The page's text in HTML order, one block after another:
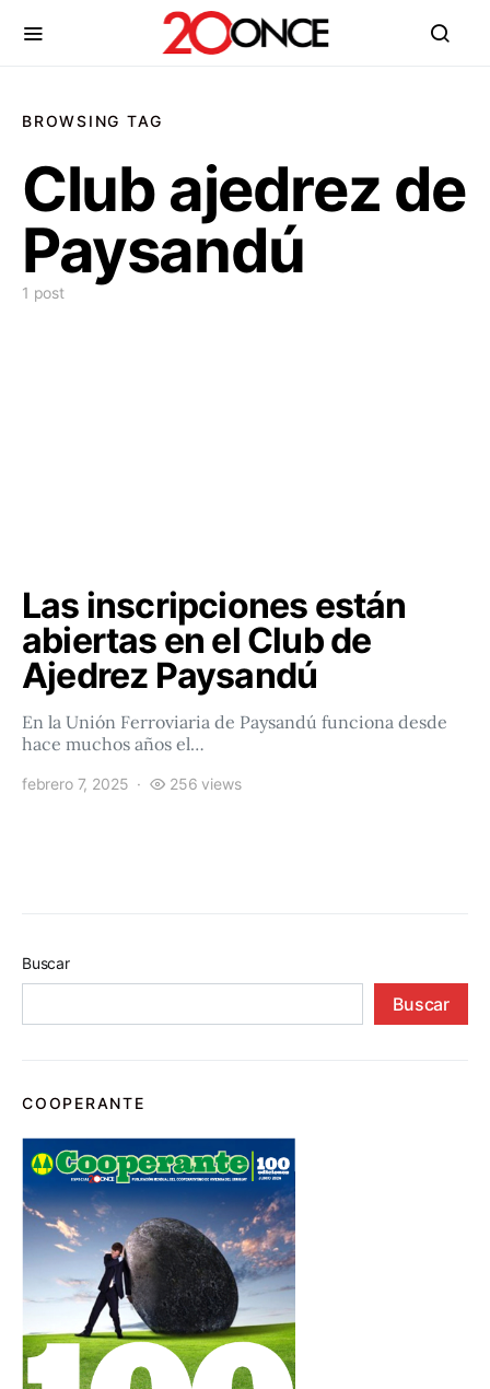
BROWSING TAG
Club ajedrez de
Paysandú
1 post
Las inscripciones están
abiertas en el Club de
Ajedrez Paysandú
En la Unión Ferroviaria de Paysandú funciona desde
hace muchos años el…
febrero 7, 2025 256 views
Buscar
Buscar
COOPERANTE